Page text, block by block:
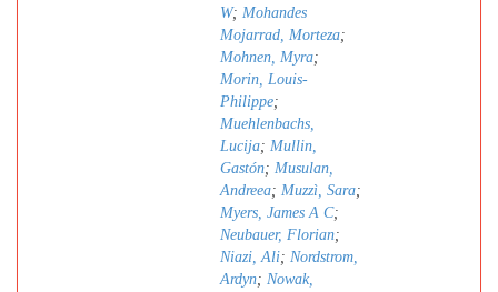
W; Mohandes
Mojarrad, Morteza;
Mohnen, Myra;
Morin, Louis-
Philippe;
Muehlenbachs,
Lucija; Mullin,
Gastón; Musulan,
Andreea; Muzzì, Sara;
Myers, James A C;
Neubauer, Florian;
Niazi, Ali; Nordstrom,
Ardyn; Nowak,